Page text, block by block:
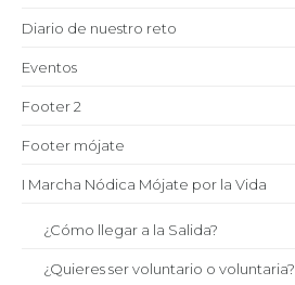
Diario de nuestro reto
Eventos
Footer 2
Footer mójate
I Marcha Nódica Mójate por la Vida
¿Cómo llegar a la Salida?
¿Quieres ser voluntario o voluntaria?